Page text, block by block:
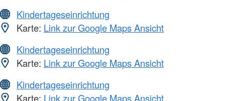
Kindertageseinrichtung
Karte: Link zur Google Maps Ansicht
Kindertageseinrichtung
Karte: Link zur Google Maps Ansicht
Kindertageseinrichtung
Karte: Link zur Google Maps Ansicht